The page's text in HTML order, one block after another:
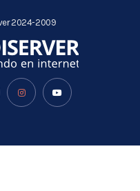
2024-2009